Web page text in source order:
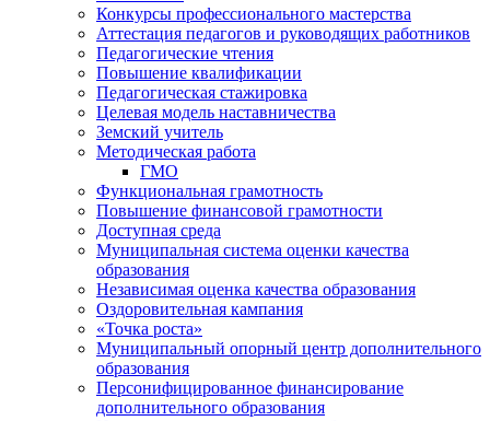
Конкурсы профессионального мастерства
Аттестация педагогов и руководящих работников
Педагогические чтения
Повышение квалификации
Педагогическая стажировка
Целевая модель наставничества
Земский учитель
Методическая работа
ГМО
Функциональная грамотность
Повышение финансовой грамотности
Доступная среда
Муниципальная система оценки качества
образования
Независимая оценка качества образования
Оздоровительная кампания
«Точка роста»
Муниципальный опорный центр дополнительного
образования
Персонифицированное финансирование
дополнительного образования